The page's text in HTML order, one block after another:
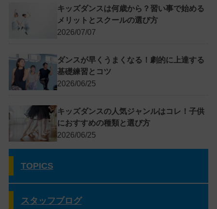
キッズダンスは何歳から？習い事で始める
メリットとスクールの選び方
2026/07/07
ダンスが早くうまくなる！劇的に上達する
基礎練習とコツ
2026/06/25
キッズダンスの人気ジャンルはコレ！子供
におすすめの種類と選び方
2026/06/25
TOPICS
スタッフブログ